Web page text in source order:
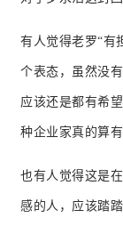
有人觉得老罗“有
个表态，虽然没
应该还是都有希
种企业家真的算有
也有人觉得这是
感的人，应该踏